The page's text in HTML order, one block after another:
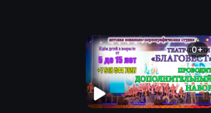
0+